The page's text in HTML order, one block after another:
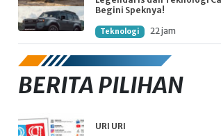
Begini Speknya!
Teknologi 22 jam
BERITA PILIHAN
URI URI